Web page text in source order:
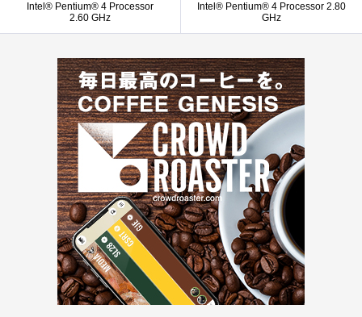
Intel® Pentium® 4 Processor
2.60 GHz
Intel® Pentium® 4 Processor 2.80
GHz